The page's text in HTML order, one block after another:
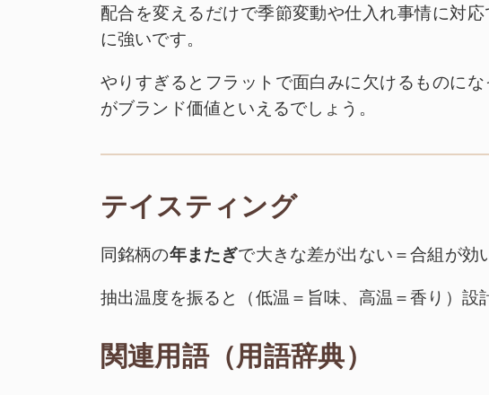
配合を変えるだけで季節変動や仕入れ事情に対
に強いです。
やりすぎるとフラットで面白みに欠けるものに
がブランド価値といえるでしょう。
テイスティング
同銘柄の年またぎで大きな差が出ない＝合組が効
抽出温度を振ると（低温＝旨味、高温＝香り）設
関連用語（用語辞典）